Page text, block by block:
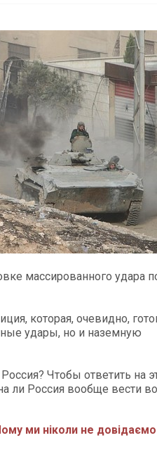
массированного удара
которая, очевидно,
удары, но и наземную
Чтобы ответить на
ли Россия вообще вести
ми ніколи не